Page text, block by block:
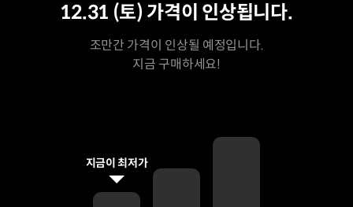
12.31 (토) 가격이 인상됩니다.
조만간 가격이 인상될 예정입니다.
지금 구매하세요!
지금이 최저가